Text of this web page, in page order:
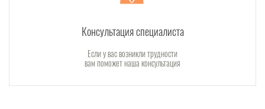
Консультация специалиста
Если у вас возникли трудности
вам поможет наша консультация